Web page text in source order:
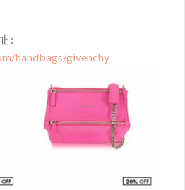
:
handbags/givenchy